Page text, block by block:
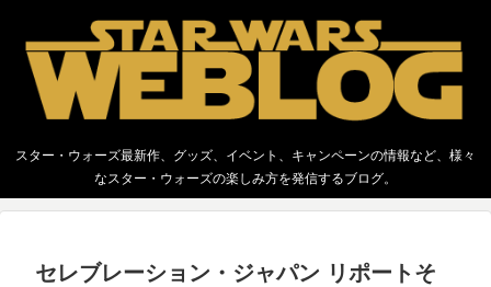
スター・ウォーズ最新作、グッズ、イベント、キャンペーンの情報など、様々
なスター・ウォーズの楽しみ方を発信するブログ。
セレブレーション・ジャパン リポートそ